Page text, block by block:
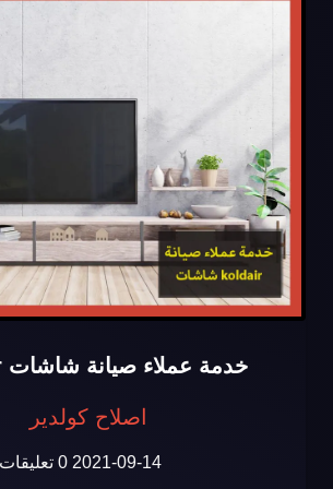
خدمة عملاء صيانة شاشات koldair
اصلاح كولدير
2021-09-14 0 تعليقات